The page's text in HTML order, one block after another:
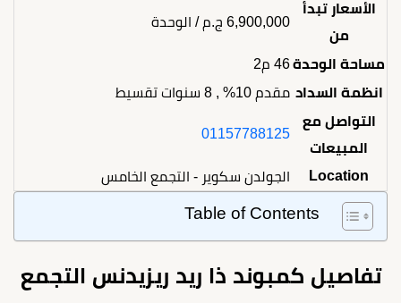
الأسعار تبدأ
من
6,900,000 ج.م / الوحدة
مساحة الوحدة46 م2
انظمة السداد مقدم 10% , 8 سنوات تقسيط
التواصل مع
المبيعات
01157788125
Location الجولدن سكوير - التجمع الخامس
Table of Contents
تفاصيل كمبوند ذا ريد ريزيدنس التجمع